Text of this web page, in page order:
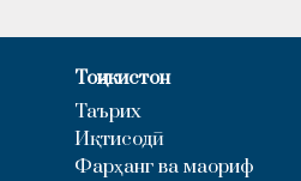
Тоҷикистон
Таърих
Иқтисодӣ
Фарҳанг ва маориф